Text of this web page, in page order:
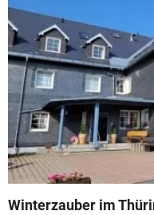
Winterzauber im